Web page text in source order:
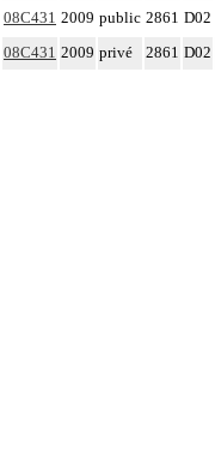
08C431 2009 public 2861 D02
08C431 2009 privé 2861 D02